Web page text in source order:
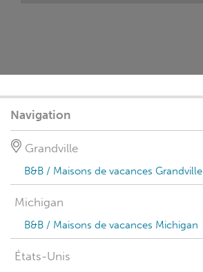
Navigation
Grandville
B&B / Maisons de vacances Grandville
Michigan
B&B / Maisons de vacances Michigan
États-Unis